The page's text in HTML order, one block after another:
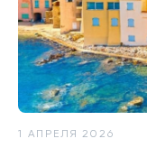
1 АПРЕЛЯ 2026